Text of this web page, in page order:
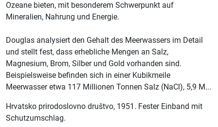
Ozeane bieten, mit besonderem Schwerpunkt auf
Mineralien, Nahrung und Energie.
Douglas analysiert den Gehalt des Meerwassers im Detail
und stellt fest, dass erhebliche Mengen an Salz,
Magnesium, Brom, Silber und Gold vorhanden sind.
Beispielsweise befinden sich in einer Kubikmeile
Meerwasser etwa 117 Millionen Tonnen Salz (NaCl), 5,9 M...
Hrvatsko prirodoslovno društvo, 1951 . Fester Einband mit
Schutzumschlag.